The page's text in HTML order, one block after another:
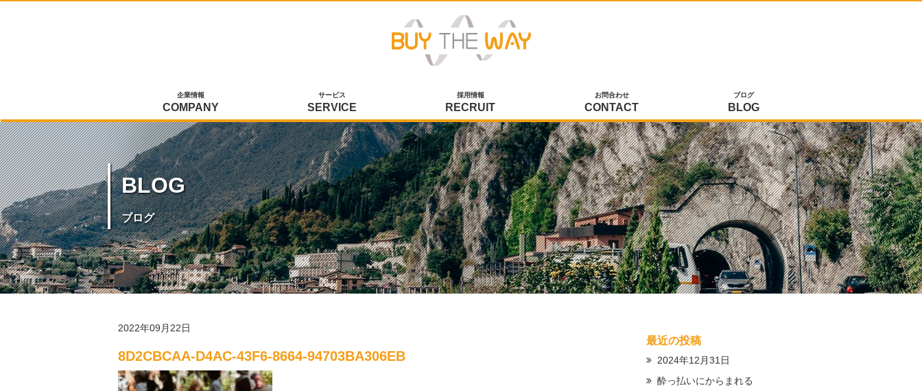
企業情報
COMPANY
サービス
SERVICE
採用情報
RECRUIT
お問合わせ
CONTACT
ブログ
BLOG
BLOG
ブログ
2022年09月22日
8D2CBCAA-D4AC-43F6-8664-94703BA306EB
最近の投稿
2024年12月31日
酔っ払いにからまれる